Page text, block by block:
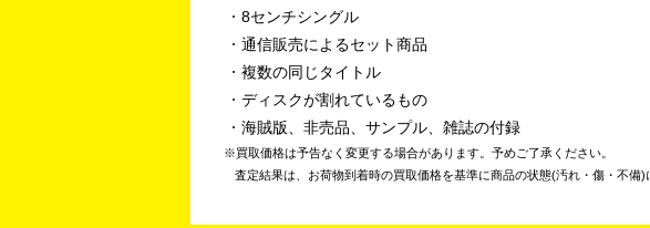
8センチシングル
通信販売によるセット商品
複数の同じタイトル
ディスクが割れているもの
海賊版、非売品、サンプル、雑誌の付録
買取価格は予告なく変更する場合があります。予めご了承ください。
査定結果は、お荷物到着時の買取価格を基準に商品の状態(汚れ・傷・不備)